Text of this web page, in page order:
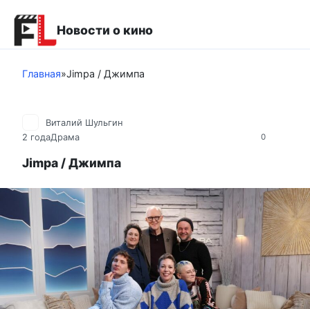
контенту
Новости о кино
Главная»Jimpa / Джимпа
0
Виталий Шульгин
2 годаДрама
Jimpa / Джимпа